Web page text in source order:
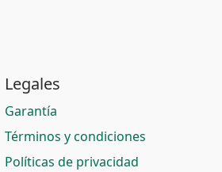
Legales
Garantía
Términos y condiciones
Políticas de privacidad